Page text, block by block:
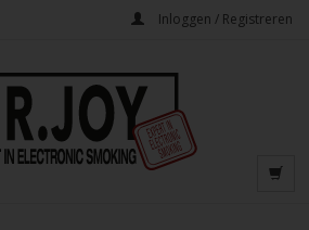
Inloggen / Registreren